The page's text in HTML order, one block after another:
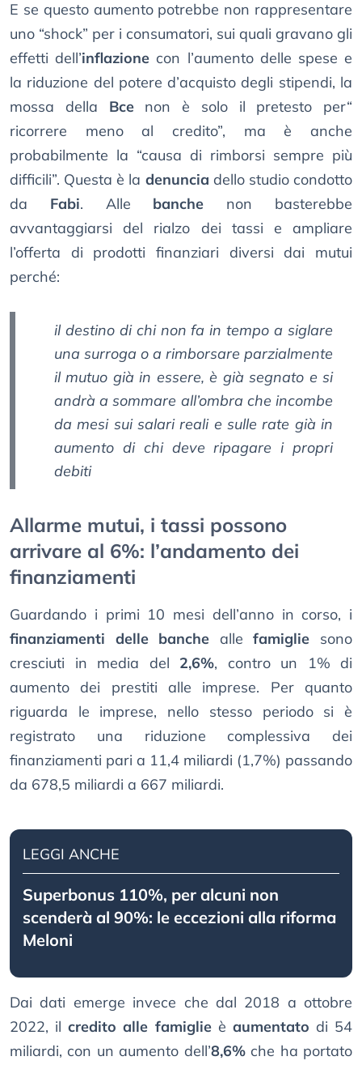
E se questo aumento potrebbe non rappresentare
uno “shock” per i consumatori, sui quali gravano gli
effetti dell’inflazione con l’aumento delle spese e
la riduzione del potere d’acquisto degli stipendi, la
mossa della Bcenon è solo il pretesto per“
ricorrere meno al credito”, ma è anche
probabilmente la “causa di rimborsi sempre più
difficili”. Questa è la denuncia dello studio condotto
da Fabi. Alle banche non basterebbe
avvantaggiarsi del rialzo dei tassi e ampliare
l’offerta di prodotti finanziari diversi dai mutui
perché:
il destino di chi non fa in tempo a siglare
una surroga o a rimborsare parzialmente
il mutuo già in essere, è già segnato e si
andrà a sommare all’ombra che incombe
da mesi sui salari reali e sulle rate già in
aumento di chi deve ripagare i propri
debiti
Allarme mutui, i tassi possono
arrivare al 6%: l’andamento dei
finanziamenti
Guardando i primi 10 mesi dell’anno in corso, i
finanziamenti delle banche allefamiglie sono
cresciuti in media del 2,6%, contro un 1% di
aumento dei prestiti alle imprese. Per quanto
riguarda le imprese, nello stesso periodo si è
registrato una riduzione complessiva dei
finanziamenti pari a 11,4 miliardi (1,7%) passando
da 678,5 miliardi a 667 miliardi.
LEGGI ANCHE
Superbonus 110%, per alcuni non
scenderà al 90%: le eccezioni alla riforma
Meloni
Dai dati emerge invece che dal 2018 a ottobre
2022, ilcredito alle famiglieè aumentato di 54
miliardi, con un aumento dell’8,6% che ha portato